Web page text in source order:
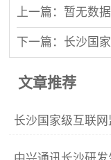
上一篇：暂无数据
文章推荐